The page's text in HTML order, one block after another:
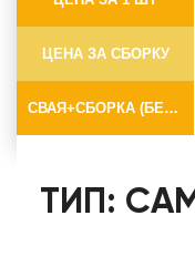
ЦЕНА ЗА СБОРКУ
СВАЯ+СБОРКА (БЕЗ ОГОЛОВКА)
ТИП: